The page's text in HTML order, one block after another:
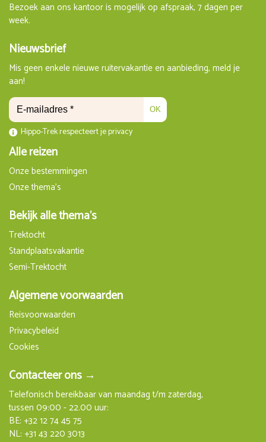
Bezoek aan ons kantoor is mogelijk op afspraak, 7 dagen per
week.
Nieuwsbrief
Mis geen enkele nieuwe ruitervakantie en aanbieding, meld je
aan!
OK
Hippo-Trek respecteert je privacy
Alle reizen
Onze bestemmingen
Onze thema's
Bekijk alle thema's
Trektocht
Standplaatsvakantie
Semi-Trektocht
Algemene voorwaarden
Reisvoorwaarden
Privacybeleid
Cookies
Contacteer ons →
Telefonisch bereikbaar van maandag t/m zaterdag,
tussen 09:00 - 22.00 uur:
BE: +32 12 74 45 75
NL: +31 43 220 3013